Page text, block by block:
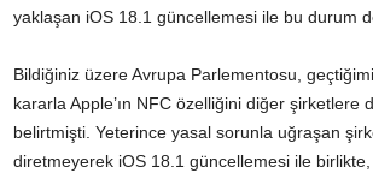
yaklaşan iOS 18.1 güncellemesi ile bu durum
Bildiğiniz üzere Avrupa Parlementosu,
kararla Apple’ın NFC özelliğini diğer şirketlere
belirtmişti. Yeterince yasal sorunla uğraşan
diretmeyerek iOS 18.1 güncellemesi ile